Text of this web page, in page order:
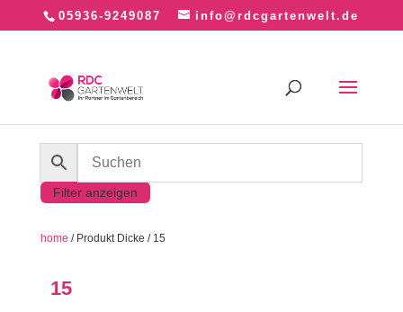
05936-9249087 info@rdcgartenwelt.de
Filter anzeigen
home / Produkt Dicke / 15
15